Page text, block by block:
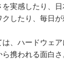
実感したり、
したり、毎日が
、ハードウェ
携われる面白